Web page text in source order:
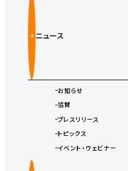
ニュース
お知らせ
協賛
プレスリリース
トピックス
イベント・ウェビナー